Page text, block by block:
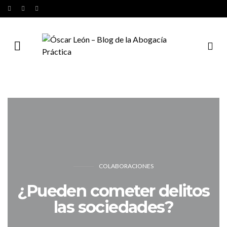
COLABORACIONES
¿Pueden cometer delitos
las sociedades?